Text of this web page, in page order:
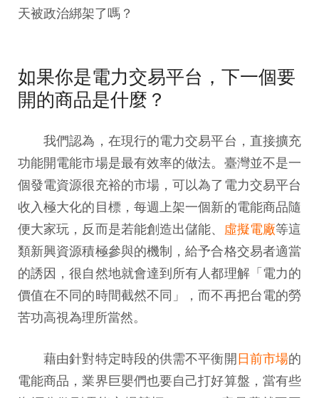
天被政治綁架了嗎？
如果你是電力交易平台，下一個要
開的商品是什麼？
我們認為，在現行的電力交易平台，直接擴充
功能開電能市場是最有效率的做法。臺灣並不是一
個發電資源很充裕的市場，可以為了電力交易平台
收入極大化的目標，每週上架一個新的電能商品隨
便大家玩，反而是若能創造出儲能、 虛擬電廠等這
類新興資源積極參與的機制，給予合格交易者適當
的誘因，很自然地就會達到所有人都理解「電力的
價值在不同的時間截然不同」，而不再把台電的勞
苦功高視為理所當然。
藉由針對特定時段的供需不平衡開日前市場的
電能商品，業界巨嬰們也要自己打好算盤，當有些